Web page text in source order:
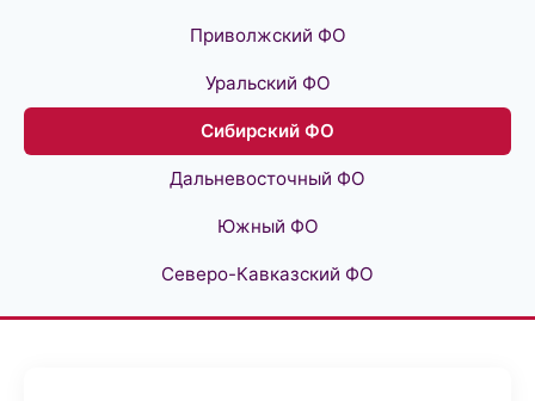
Приволжский ФО
Уральский ФО
Сибирский ФО
Дальневосточный ФО
Южный ФО
Северо-Кавказский ФО